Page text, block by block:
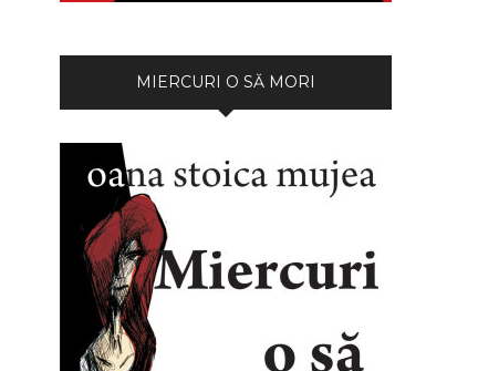
MIERCURI O SĂ MORI